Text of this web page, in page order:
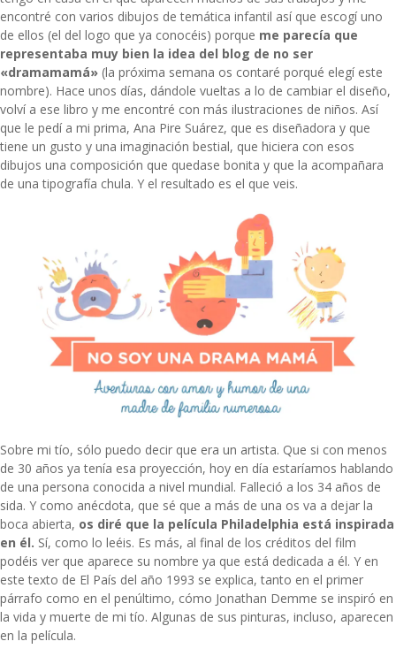
encontré con varios dibujos de temática infantil así que escogí uno
de ellos (el del logo que ya conocéis) porque me parecía que
representaba muy bien la idea del blog de no ser
«dramamamá» (la próxima semana os contaré porqué elegí este
nombre). Hace unos días, dándole vueltas a lo de cambiar el diseño,
volví a ese libro y me encontré con más ilustraciones de niños. Así
que le pedí a mi prima, Ana Pire Suárez, que es diseñadora y que
tiene un gusto y una imaginación bestial, que hiciera con esos
dibujos una composición que quedase bonita y que la acompañara
de una tipografía chula. Y el resultado es el que veis.
Sobre mi tío, sólo puedo decir que era un artista. Que si con menos
de 30 años ya tenía esa proyección, hoy en día estaríamos hablando
de una persona conocida a nivel mundial. Falleció a los 34 años de
sida. Y como anécdota, que sé que a más de una os va a dejar la
boca abierta, os diré que la película Philadelphia está inspirada
en él. Sí, como lo leéis. Es más, al final de los créditos del film
podéis ver que aparece su nombre ya que está dedicada a él. Y en
estetexto de El País del año 1993 se explica, tanto en el primer
párrafo como en el penúltimo, cómo Jonathan Demme se inspiró en
la vida y muerte de mi tío. Algunas de sus pinturas, incluso, aparecen
en la película.